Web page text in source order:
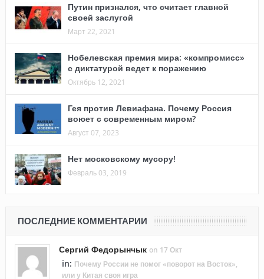
Путин признался, что считает главной
своей заслугой
Март 22, 2021
Нобелевская премия мира: «компромисс»
с диктатурой ведет к поражению
Октябрь 12, 2021
Гея против Левиафана. Почему Россия
воюет с современным миром?
Август 07, 2023
Нет московскому мусору!
Февраль 03, 2019
ПОСЛЕДНИЕ КОММЕНТАРИИ
Сергий Федорынчык on 17 Окт
in: Почему России не помог «поворот на Восток»,
или у Китая своя игра